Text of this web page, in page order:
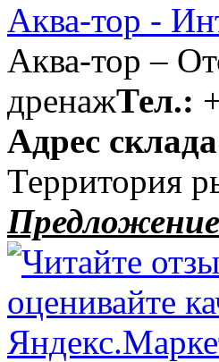
Аква-тор -
Аква-тор –
дренажТел.:
Адрес
Территория